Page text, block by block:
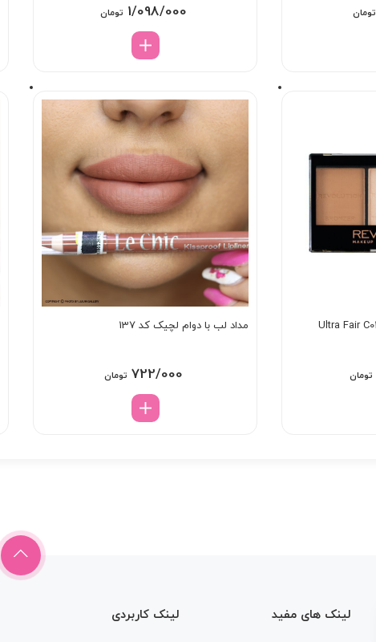
تومان 1/098/000 تومان
تومان
مداد لب با دوام لچیک کد 137
722/000 تومان
لینک های مفید لینک کاربردی